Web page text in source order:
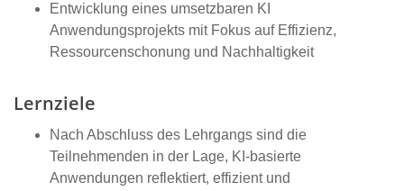
Entwicklung eines umsetzbaren KI
Anwendungsprojekts mit Fokus auf Effizienz,
Ressourcenschonung und Nachhaltigkeit
Lernziele
Nach Abschluss des Lehrgangs sind die
Teilnehmenden in der Lage, KI‑basierte
Anwendungen reflektiert, effizient und